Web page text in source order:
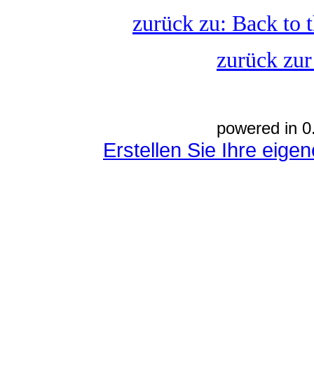
zurück zu: Back to
zurück
powered in
Erstellen Sie Ihre